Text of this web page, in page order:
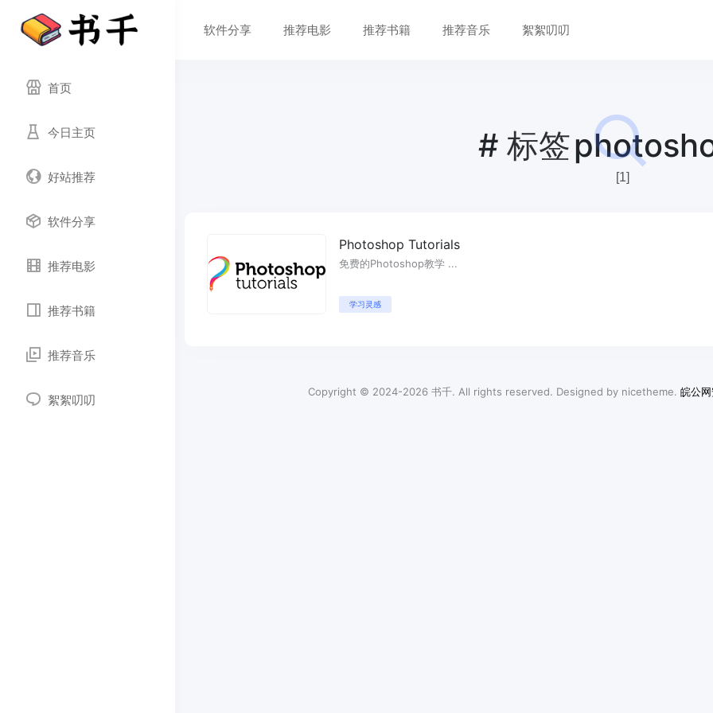
首页
今日主页
好站推荐
软件分享
推荐电影
推荐书籍
推荐音乐
絮絮叨叨
软件分享 推荐电影 推荐书籍 推荐音乐 絮絮叨叨
# 标签
[1]
Photoshop Tutorials
免费的Photoshop教学 ...
学习灵感
Copyright © 2024-2026 书千. All rights reserved. Designed by nicetheme. 皖公